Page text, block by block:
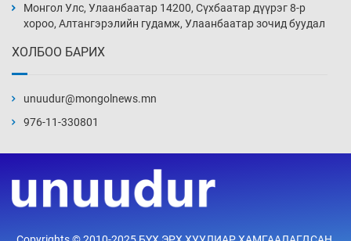
5 цаг 30 мин
6 цаг 0 мин
6 цаг 30 мин
Монгол Улс, Улаанбаатар 14200, Сүхбаатар дүүрэг 8-р
хороо, Алтангэрэлийн гудамж, Улаанбаатар зочид буудал
ХОЛБОО БАРИХ
unuudur@mongolnews.mn
976-11-330801